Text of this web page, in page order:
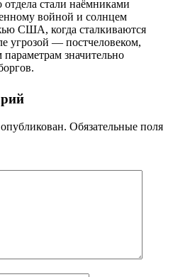
стали наёмниками
войной и солнцем
США, когда сталкиваются
угрозой — постчеловеком,
значительно
Обязательные поля